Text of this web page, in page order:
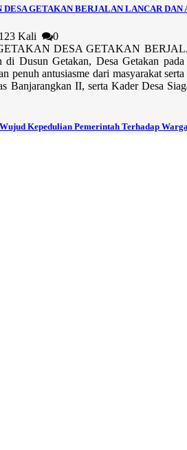
DESA GETAKAN BERJALAN LANCAR DAN
123 Kali
0
DESA GETAKAN
di Dusun Getakan, Desa Getakan
penuh antusiasme dari masyarakat
Banjarangkan II, serta Kader Desa
Kepedulian Pemerintah Terhadap